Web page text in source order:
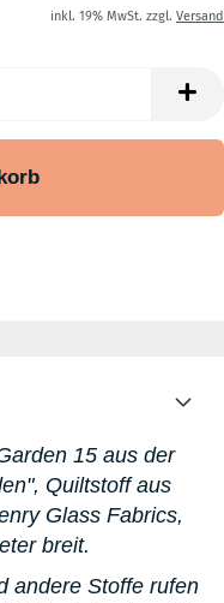
inkl. 19% MwSt. zzgl. Versand
15 aus der
Quiltstoff aus
Glass Fabrics,
breit.
andere Stoffe rufen